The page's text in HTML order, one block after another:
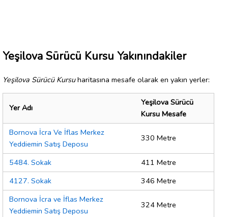
Yeşilova Sürücü Kursu Yakınındakiler
Yeşilova Sürücü Kursuharitasına mesafe olarak en yakın yerler:
Yer Adı
Yeşilova Sürücü
Kursu Mesafe
Bornova İcra Ve İflas Merkez
Yeddiemin Satış Deposu
330 Metre
5484. Sokak
411 Metre
4127. Sokak
346 Metre
Bornova İcra ve İflas Merkez
Yeddiemin Satış Deposu
324 Metre